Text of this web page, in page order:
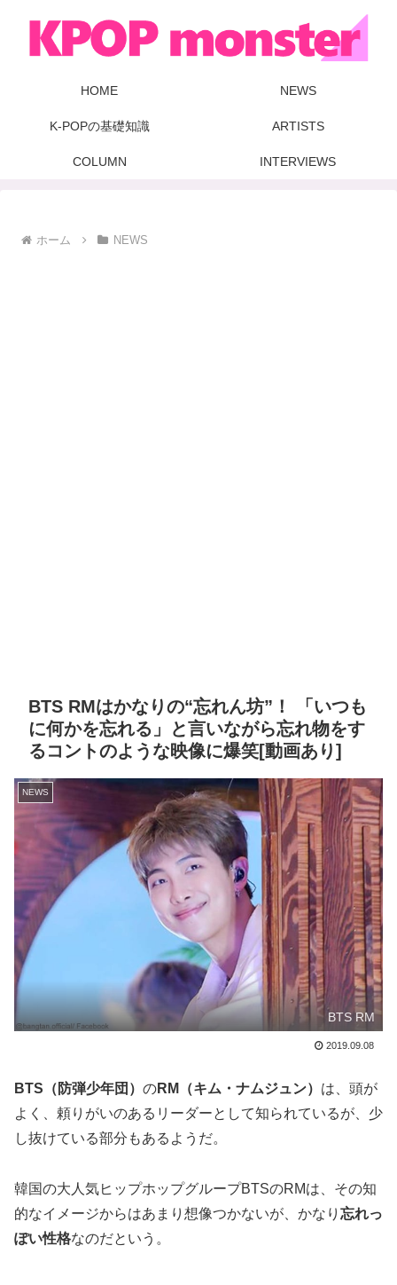
HOME NEWS
K-POPの基礎知識 ARTISTS
COLUMN INTERVIEWS
ホーム NEWS
BTS RMはかなりの“忘れん坊”！ 「いつも
に何かを忘れる」と言いながら忘れ物をす
るコントのような映像に爆笑[動画あり]
NEWS
BTS RM
2019.09.08
BTS（防弾少年団） のRM（キム・ナムジュン） は、頭が
よく、頼りがいのあるリーダーとして知られているが、少
し抜けている部分もあるようだ。
韓国の大人気ヒップホップグループBTSのRMは、その知
的なイメージからはあまり想像つかないが、かなり 忘れっ
ぽい性格なのだという。